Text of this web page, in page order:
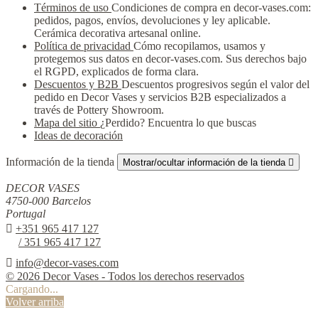
Términos de uso Condiciones de compra en decor-vases.com:
pedidos, pagos, envíos, devoluciones y ley aplicable.
Cerámica decorativa artesanal online.
Política de privacidad Cómo recopilamos, usamos y
protegemos sus datos en decor-vases.com. Sus derechos bajo
el RGPD, explicados de forma clara.
Descuentos y B2B Descuentos progresivos según el valor del
pedido en Decor Vases y servicios B2B especializados a
través de Pottery Showroom.
Mapa del sitio ¿Perdido? Encuentra lo que buscas
Ideas de decoración
Información de la tienda Mostrar/ocultar información de la tienda 
DECOR VASES
4750-000 Barcelos
Portugal
 +351 965 417 127
/ 351 965 417 127
 info@decor-vases.com
© 2026 Decor Vases - Todos los derechos reservados
Cargando...
Volver arriba